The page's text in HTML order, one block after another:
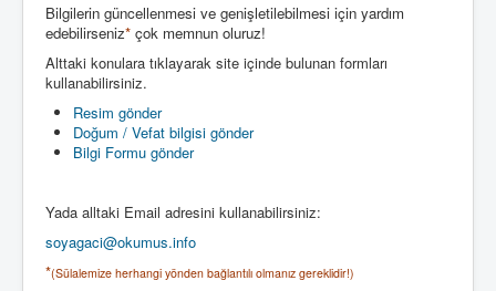
Bilgilerin güncellenmesi ve genişletilebilmesi için yardım
edebilirseniz* çok memnun oluruz!
Alttaki konulara tıklayarak site içinde bulunan formları
kullanabilirsiniz.
Resim gönder
Doğum / Vefat bilgisi gönder
Bilgi Formu gönder
Yada alltaki Email adresini kullanabilirsiniz:
soyagaci@okumus.info
*(Sülalemize herhangi yönden bağlantılı olmanız gereklidir!)